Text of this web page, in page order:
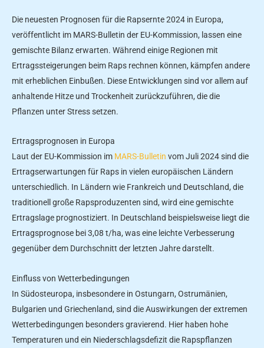
Die neuesten Prognosen für die Rapsernte 2024 in Europa,
veröffentlicht im MARS-Bulletin der EU-Kommission, lassen eine
gemischte Bilanz erwarten. Während einige Regionen mit
Ertragssteigerungen beim Raps rechnen können, kämpfen andere
mit erheblichen Einbußen. Diese Entwicklungen sind vor allem auf
anhaltende Hitze und Trockenheit zurückzuführen, die die
Pflanzen unter Stress setzen.
Ertragsprognosen in Europa
Laut der EU-Kommission im MARS-Bulletin vom Juli 2024 sind die
Ertragserwartungen für Raps in vielen europäischen Ländern
unterschiedlich. In Ländern wie Frankreich und Deutschland, die
traditionell große Rapsproduzenten sind, wird eine gemischte
Ertragslage prognostiziert. In Deutschland beispielsweise liegt die
Ertragsprognose bei 3,08 t/ha, was eine leichte Verbesserung
gegenüber dem Durchschnitt der letzten Jahre darstellt.
Einfluss von Wetterbedingungen
In Südosteuropa, insbesondere in Ostungarn, Ostrumänien,
Bulgarien und Griechenland, sind die Auswirkungen der extremen
Wetterbedingungen besonders gravierend. Hier haben hohe
Temperaturen und ein Niederschlagsdefizit die Rapspflanzen